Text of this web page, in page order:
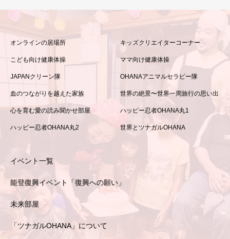
オンラインの居場所 キッズクリエイターコーナー
こども向け健康体操 ママ向け健康体操
JAPANクリーン隊 OHANAアニマルセラピー隊
血のつながりを越えた家族 世界の絶景〜世界一周旅行の思い出
心を育む愛の読み聞かせ部屋 ハッピー忍者OHANA丸1
ハッピー忍者OHANA丸2 世界とツナガルOHANA
イベント一覧
能登復興イベント「復興への願い」
未来部屋
「ツナガルOHANA」について